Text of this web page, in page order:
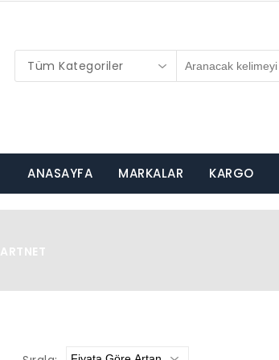
Tüm Kategoriler
ANASAYFA MARKALAR KARGO
ARTNET